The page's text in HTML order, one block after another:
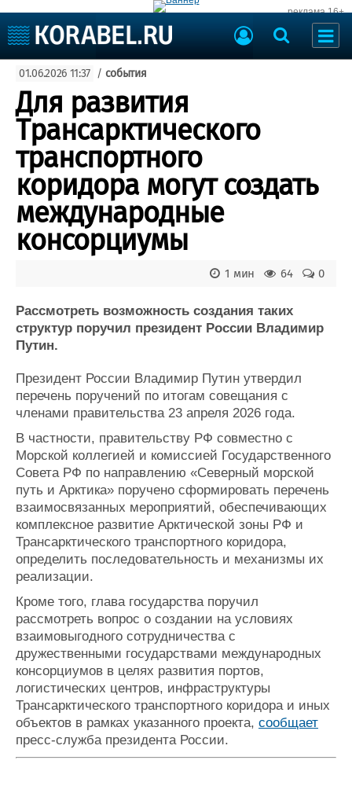
реклама 16+
Судоходство
Судоремонт
События
Пресс-релизы
Порты
Рыболовство
ВМФ
Образование
Яхты и катера
Еще
Судостроение
Пульс
Репутация
Работа
Крюинг
Реклама
Торговая площадка
Доска объявлений
Продажа флота
Изделия
Материалы
Конференции
Выставки и семинары
Личности
Словарь
Флот
Галерея флота
Форум
Отзывы
Все службы
01.06.2026 11:37 / события
Для развития
Трансарктического
транспортного
коридора могут создать
международные
консорциумы
0
64
1 мин
Рассмотреть возможность создания таких
структур поручил президент России Владимир
Путин.
Президент России Владимир Путин утвердил
перечень поручений по итогам совещания с
членами правительства 23 апреля 2026 года.
В частности, правительству РФ совместно с
Морской коллегией и комиссией Государственного
Совета РФ по направлению «Северный морской
путь и Арктика» поручено сформировать перечень
взаимосвязанных мероприятий, обеспечивающих
комплексное развитие Арктической зоны РФ и
Трансарктического транспортного коридора,
определить последовательность и механизмы их
реализации.
Кроме того, глава государства поручил
рассмотреть вопрос о создании на условиях
взаимовыгодного сотрудничества с
дружественными государствами международных
консорциумов в целях развития портов,
логистических центров, инфраструктуры
Трансарктического транспортного коридора и иных
объектов в рамках указанного проекта, сообщает
пресс-служба президента России.